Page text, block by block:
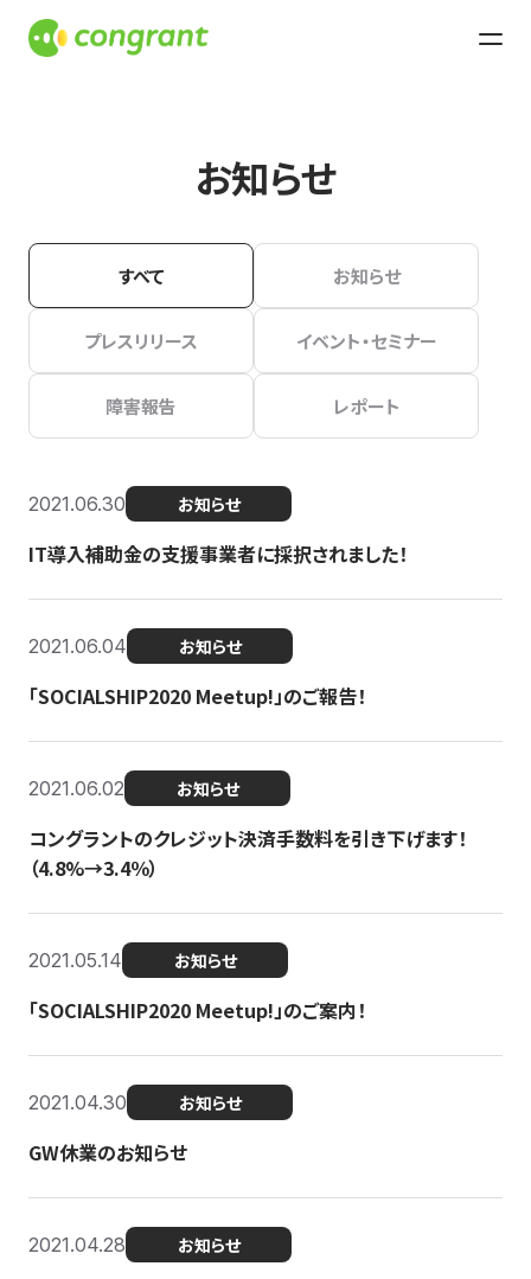
お知らせ
すべて お知らせ
プレスリリース イベント・セミナー
障害報告 レポート
2021.06.30 お知らせ
IT導入補助金の支援事業者に採択されました！
2021.06.04 お知らせ
「SOCIALSHIP2020 Meetup!」のご報告！
2021.06.02 お知らせ
コングラントのクレジット決済手数料を引き下げます！
（4.8%→3.4％）
2021.05.14 お知らせ
「SOCIALSHIP2020 Meetup!」のご案内！
2021.04.30 お知らせ
GW休業のお知らせ
2021.04.28 お知らせ